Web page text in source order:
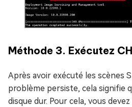
Méthode 3. Exécutez
Après avoir exécuté les scènes
problème persiste, cela signifie
disque dur. Pour cela, vous